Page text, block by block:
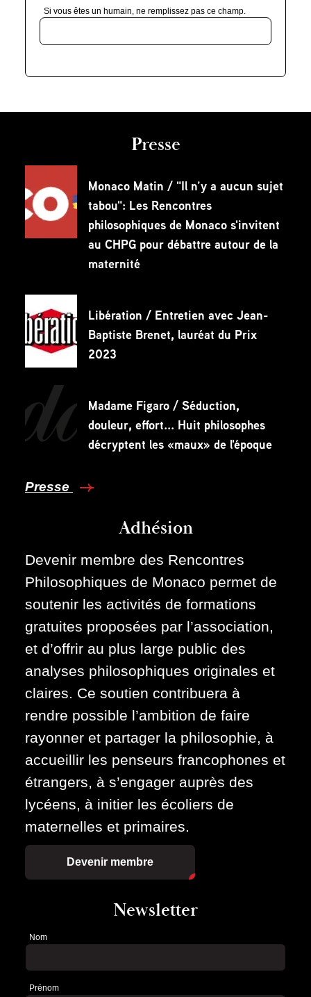
Si vous êtes un humain, ne remplissez pas ce champ.
Presse
Monaco Matin / "Il n’y a aucun sujet
tabou": Les Rencontres
philosophiques de Monaco s'invitent
au CHPG pour débattre autour de la
maternité
Libération / Entretien avec Jean-
Baptiste Brenet, lauréat du Prix
2023
Madame Figaro / Séduction,
douleur, effort... Huit philosophes
décryptent les «maux» de l'époque
Presse
Adhésion
Devenir membre des Rencontres
Philosophiques de Monaco permet de
soutenir les activités de formations
gratuites proposées par l’association,
et d’offrir au plus large public des
analyses philosophiques originales et
claires. Ce soutien contribuera à
rendre possible l’ambition de faire
rayonner et partager la philosophie, à
accueillir les penseurs francophones et
étrangers, à s’engager auprès des
lycéens, à initier les écoliers de
maternelles et primaires.
Devenir membre
Newsletter
Newsletter
Nom
Prénom